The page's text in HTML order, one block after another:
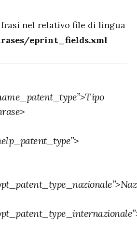
frasi nel relativo file di lingua
eprint_fields.xml